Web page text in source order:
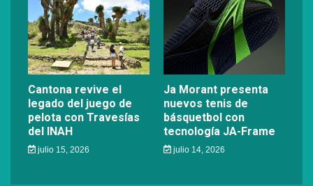
Cantona revive el
legado del juego de
pelota con Travesías
del INAH
julio 15, 2026
Ja Morant presenta
nuevos tenis de
básquetbol con
tecnología JA-Frame
julio 14, 2026